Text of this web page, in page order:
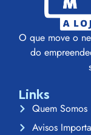
O que move o
do
Links
Quem Somos
Avisos